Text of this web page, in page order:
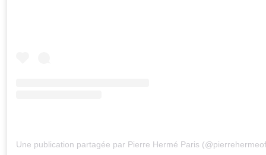
Une publication partagée par Pierre Hermé Paris